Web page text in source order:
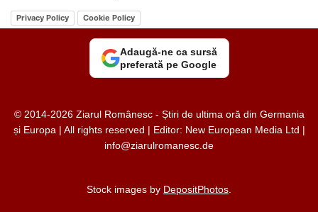
Privacy Policy Cookie Policy
Adaugă-ne ca sursă
preferată pe Google
© 2014-2026 Ziarul Românesc - Știri de ultima oră din Germania
și Europa | All rights reserved | Editor: New European Media Ltd |
info@ziarulromanesc.de
Stock images by DepositPhotos.